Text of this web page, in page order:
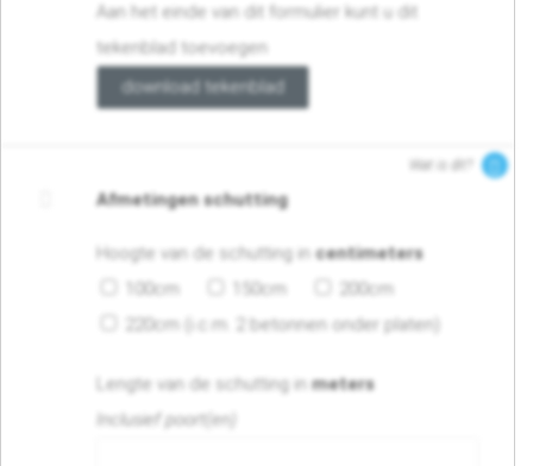
Aan het einde van dit formulier kunt u dit
tekenblad toevoegen
download tekenblad
Wat is dit?
Afmetingen schutting
Hoogte van de schutting incentimeters
100cm
150cm
200cm
220cm (i.c.m. 2 betonnen onder platen)
Lengte van de schutting inmeters
Inclusief poort(en)